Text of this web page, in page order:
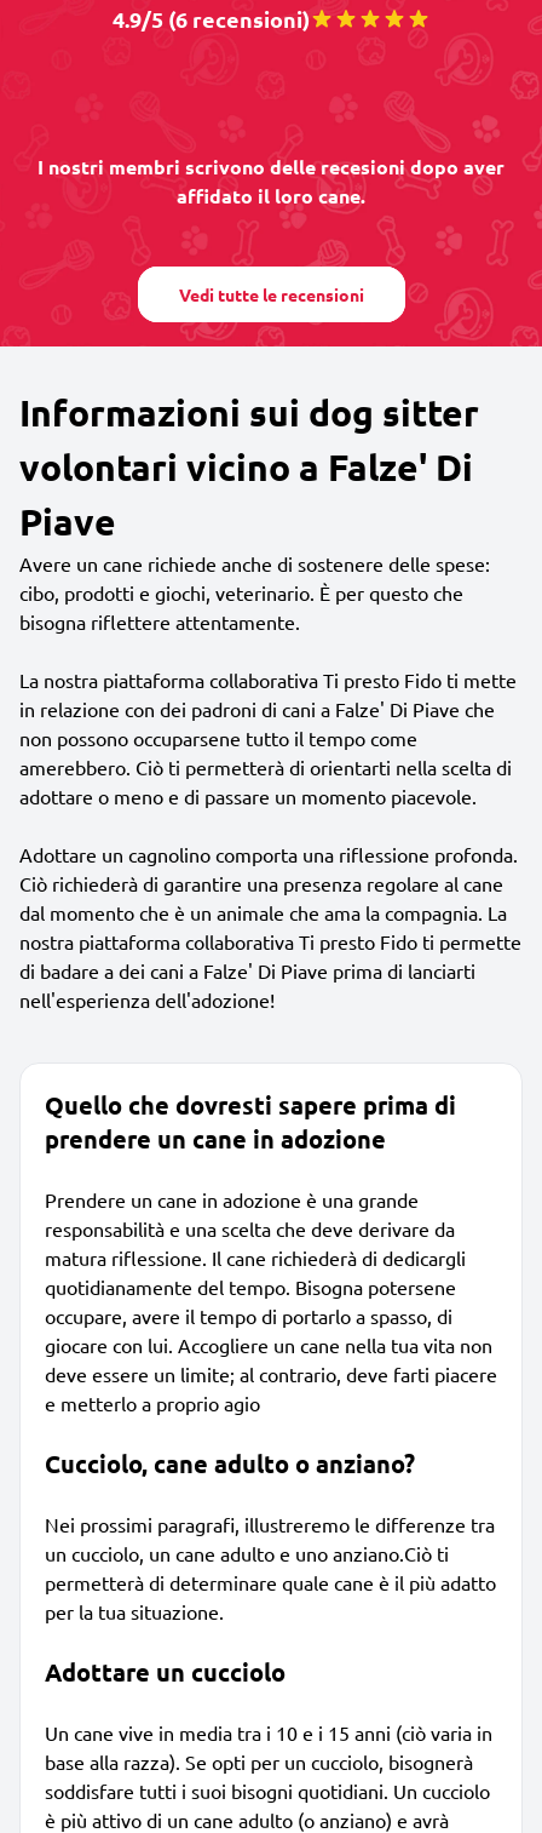
4.9/5 (6 recensioni)
I nostri membri scrivono delle recesioni dopo aver
affidato il loro cane.
Vedi tutte le recensioni
Informazioni sui dog sitter
volontari vicino a Falze' Di
Piave
Avere un cane richiede anche di sostenere delle spese:
cibo, prodotti e giochi, veterinario. È per questo che
bisogna riflettere attentamente.
La nostra piattaforma collaborativa Ti presto Fido ti mette
in relazione con dei padroni di cani a Falze' Di Piave che
non possono occuparsene tutto il tempo come
amerebbero. Ciò ti permetterà di orientarti nella scelta di
adottare o meno e di passare un momento piacevole.
Adottare un cagnolino comporta una riflessione profonda.
Ciò richiederà di garantire una presenza regolare al cane
dal momento che è un animale che ama la compagnia. La
nostra piattaforma collaborativa Ti presto Fido ti permette
di badare a dei cani a Falze' Di Piave prima di lanciarti
nell'esperienza dell'adozione!
Quello che dovresti sapere prima di
prendere un cane in adozione
Prendere un cane in adozione è una grande
responsabilità e una scelta che deve derivare da
matura riflessione. Il cane richiederà di dedicargli
quotidianamente del tempo. Bisogna potersene
occupare, avere il tempo di portarlo a spasso, di
giocare con lui. Accogliere un cane nella tua vita non
deve essere un limite; al contrario, deve farti piacere
e metterlo a proprio agio
Cucciolo, cane adulto o anziano?
Nei prossimi paragrafi, illustreremo le differenze tra
un cucciolo, un cane adulto e uno anziano.Ciò ti
permetterà di determinare quale cane è il più adatto
per la tua situazione.
Adottare un cucciolo
Un cane vive in media tra i 10 e i 15 anni (ciò varia in
base alla razza). Se opti per un cucciolo, bisognerà
soddisfare tutti i suoi bisogni quotidiani. Un cucciolo
è più attivo di un cane adulto (o anziano) e avrà